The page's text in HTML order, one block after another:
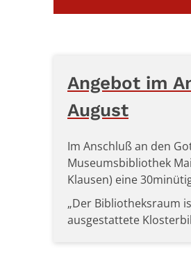
Angebot im
August
Im Anschluß an den
Museumsbibliothek
Klausen) eine
„Der Bibliotheksraum
ausgestattete